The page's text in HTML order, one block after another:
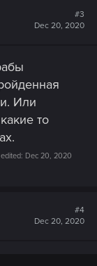
#3
Dec 20, 2020
Или
то
Dec 20, 2020
#4
Dec 20, 2020